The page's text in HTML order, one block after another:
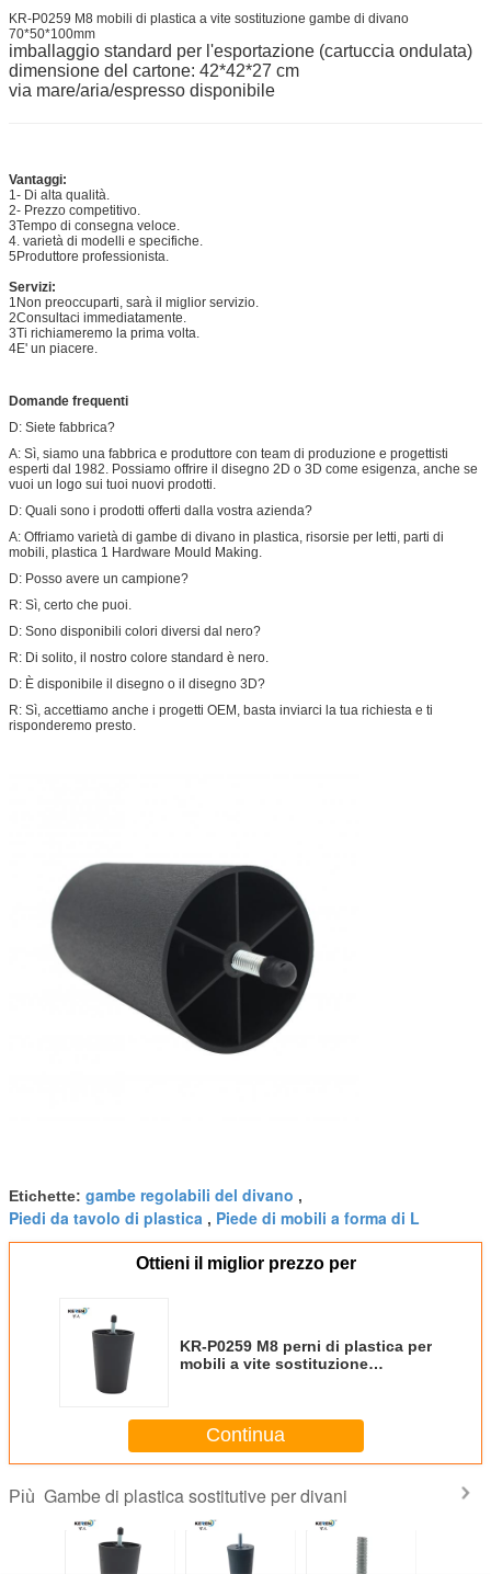
KR-P0259 M8 mobili di plastica a vite sostituzione gambe di divano
70*50*100mm
imballaggio standard per l'esportazione (cartuccia ondulata)
dimensione del cartone: 42*42*27 cm
via mare/aria/espresso disponibile
Vantaggi:
1- Di alta qualità.
2- Prezzo competitivo.
3Tempo di consegna veloce.
4. varietà di modelli e specifiche.
5Produttore professionista.
Servizi:
1Non preoccuparti, sarà il miglior servizio.
2Consultaci immediatamente.
3Ti richiameremo la prima volta.
4E' un piacere.
Domande frequenti
D: Siete fabbrica?
A: Sì, siamo una fabbrica e produttore con team di produzione e progettisti
esperti dal 1982. Possiamo offrire il disegno 2D o 3D come esigenza, anche se
vuoi un logo sui tuoi nuovi prodotti.
D: Quali sono i prodotti offerti dalla vostra azienda?
A: Offriamo varietà di gambe di divano in plastica, risorsie per letti, parti di
mobili, plastica 1 Hardware Mould Making.
D: Posso avere un campione?
R: Sì, certo che puoi.
D: Sono disponibili colori diversi dal nero?
R: Di solito, il nostro colore standard è nero.
D: È disponibile il disegno o il disegno 3D?
R: Sì, accettiamo anche i progetti OEM, basta inviarci la tua richiesta e ti
risponderemo presto.
Etichette: gambe regolabili del divano ,
Piedi da tavolo di plastica , Piede di mobili a forma di L
Ottieni il miglior prezzo per
KR-P0259 M8 perni di plastica per
mobili a vite sostituzione
Continua
Più Gambe di plastica sostitutive per divani